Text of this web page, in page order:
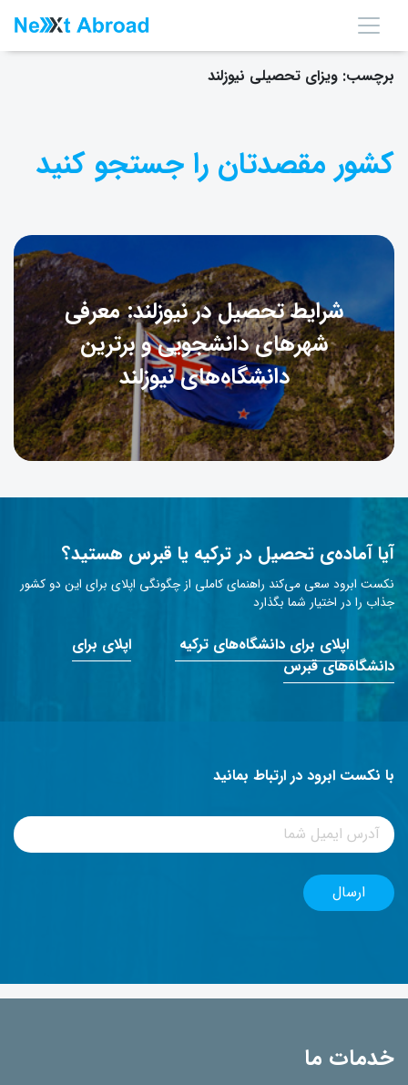
برچسب: ویزای تحصیلی نیوزلند
کشور مقصدتان را جستجو کنید
شرایط تحصیل در نیوزلند: معرفی
شهرهای دانشجویی و برترین
دانشگاه‌های نیوزلند
آیا آماده‌ی تحصیل در ترکیه یا قبرس هستید؟
نکست ابرود سعی می‌کند راهنمای کاملی از چگونگی اپلای برای این دو کشور
جذاب را در اختیار شما بگذارد
اپلای برای دانشگاه‌های ترکیه
اپلای برای
دانشگاه‌های قبرس
با نکست ابرود در ارتباط بمانید
خدمات ما